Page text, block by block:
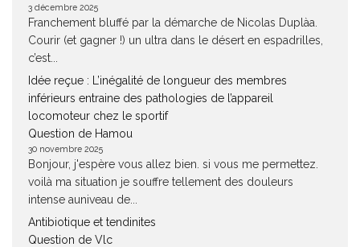
3 décembre 2025
Franchement bluffé par la démarche de Nicolas Duplàa.
Courir (et gagner !) un ultra dans le désert en espadrilles,
c’est...
Idée reçue : L’inégalité de longueur des membres
inférieurs entraine des pathologies de l’appareil
locomoteur chez le sportif
Question de Hamou
30 novembre 2025
Bonjour, j'espère vous allez bien. si vous me permettez.
voilà ma situation je souffre tellement des douleurs
intense auniveau de...
Antibiotique et tendinites
Question de Vlc